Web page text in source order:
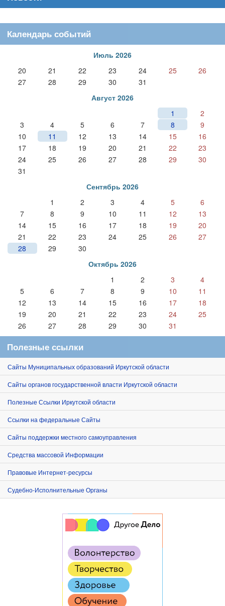
Календарь событий
Июль 2026
20
21 22 23 24 25
26
27
28 29 30
31
Август 2026
1
2
3
4 5 6 7 8
9
10
11 12 13 14 15
16
17
18 19 20 21 22
23
24
25 26 27 28 29
30
31
Сентябрь 2026
1
2 3 4 5
6
7
8 9 10 11 12
13
14
15 16 17 18 19
20
21
22 23 24 25 26
27
28
29
30
Октябрь 2026
1
2 3
4
5
6 7 8 9 10
11
12
13 14 15 16 17
18
19
20 21 22 23 24
25
26
27 28 29 30 31
Полезные ссылки
Сайты Муниципальных образований Иркутской области
Сайты органов государственной власти Иркутской области
Полезные Ссылки Иркутской области
Ссылки на федеральные Сайты
Сайты поддержки местного самоуправления
Средства массовой Информации
Правовые Интернет-ресурсы
Судебно-Исполнительные Органы